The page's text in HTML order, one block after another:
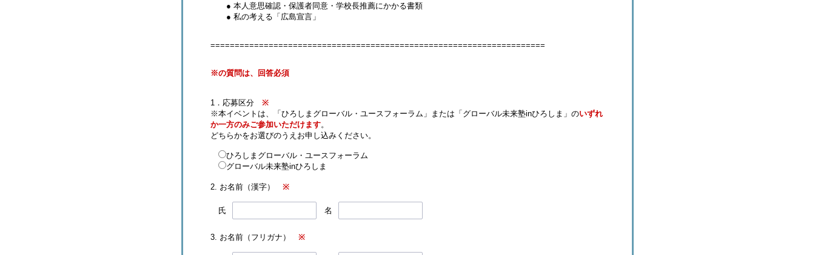
● 本人意思確認・保護者同意・学校長推薦にかかる書類
● 私の考える「広島宣言」
=====================================================================
※の質問は、回答必須
1．応募区分 ※
※本イベントは、「ひろしまグローバル・ユースフォーラム」または「グローバル未来塾inひろしま」のいずれ
か一方のみご参加いただけます。
どちらかをお選びのうえお申し込みください。
ひろしまグローバル・ユースフォーラム
グローバル未来塾inひろしま
2. お名前（漢字） ※
氏 名
3. お名前（フリガナ） ※